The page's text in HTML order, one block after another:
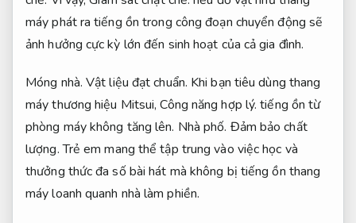
máy phát ra tiếng ồn trong công đoạn chuyển động sẽ
ảnh hưởng cực kỳ lớn đến sinh hoạt của cả gia đình.
Móng nhà. Vật liệu đạt chuẩn. Khi bạn tiêu dùng thang
máy thương hiệu Mitsui,Công năng hợp lý. tiếng ồn từ
phòng máy không tăng lên. Nhà phố. Đảm bảo chất
lượng.Trẻ em mang thể tập trung vào việc học và
thưởng thức đa số bài hát mà không bị tiếng ồn thang
máy loanh quanh nhà làm phiền.